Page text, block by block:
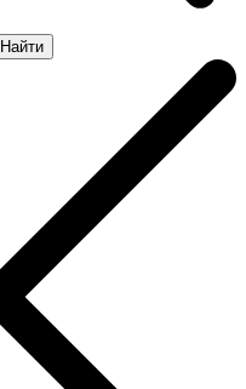
Найти